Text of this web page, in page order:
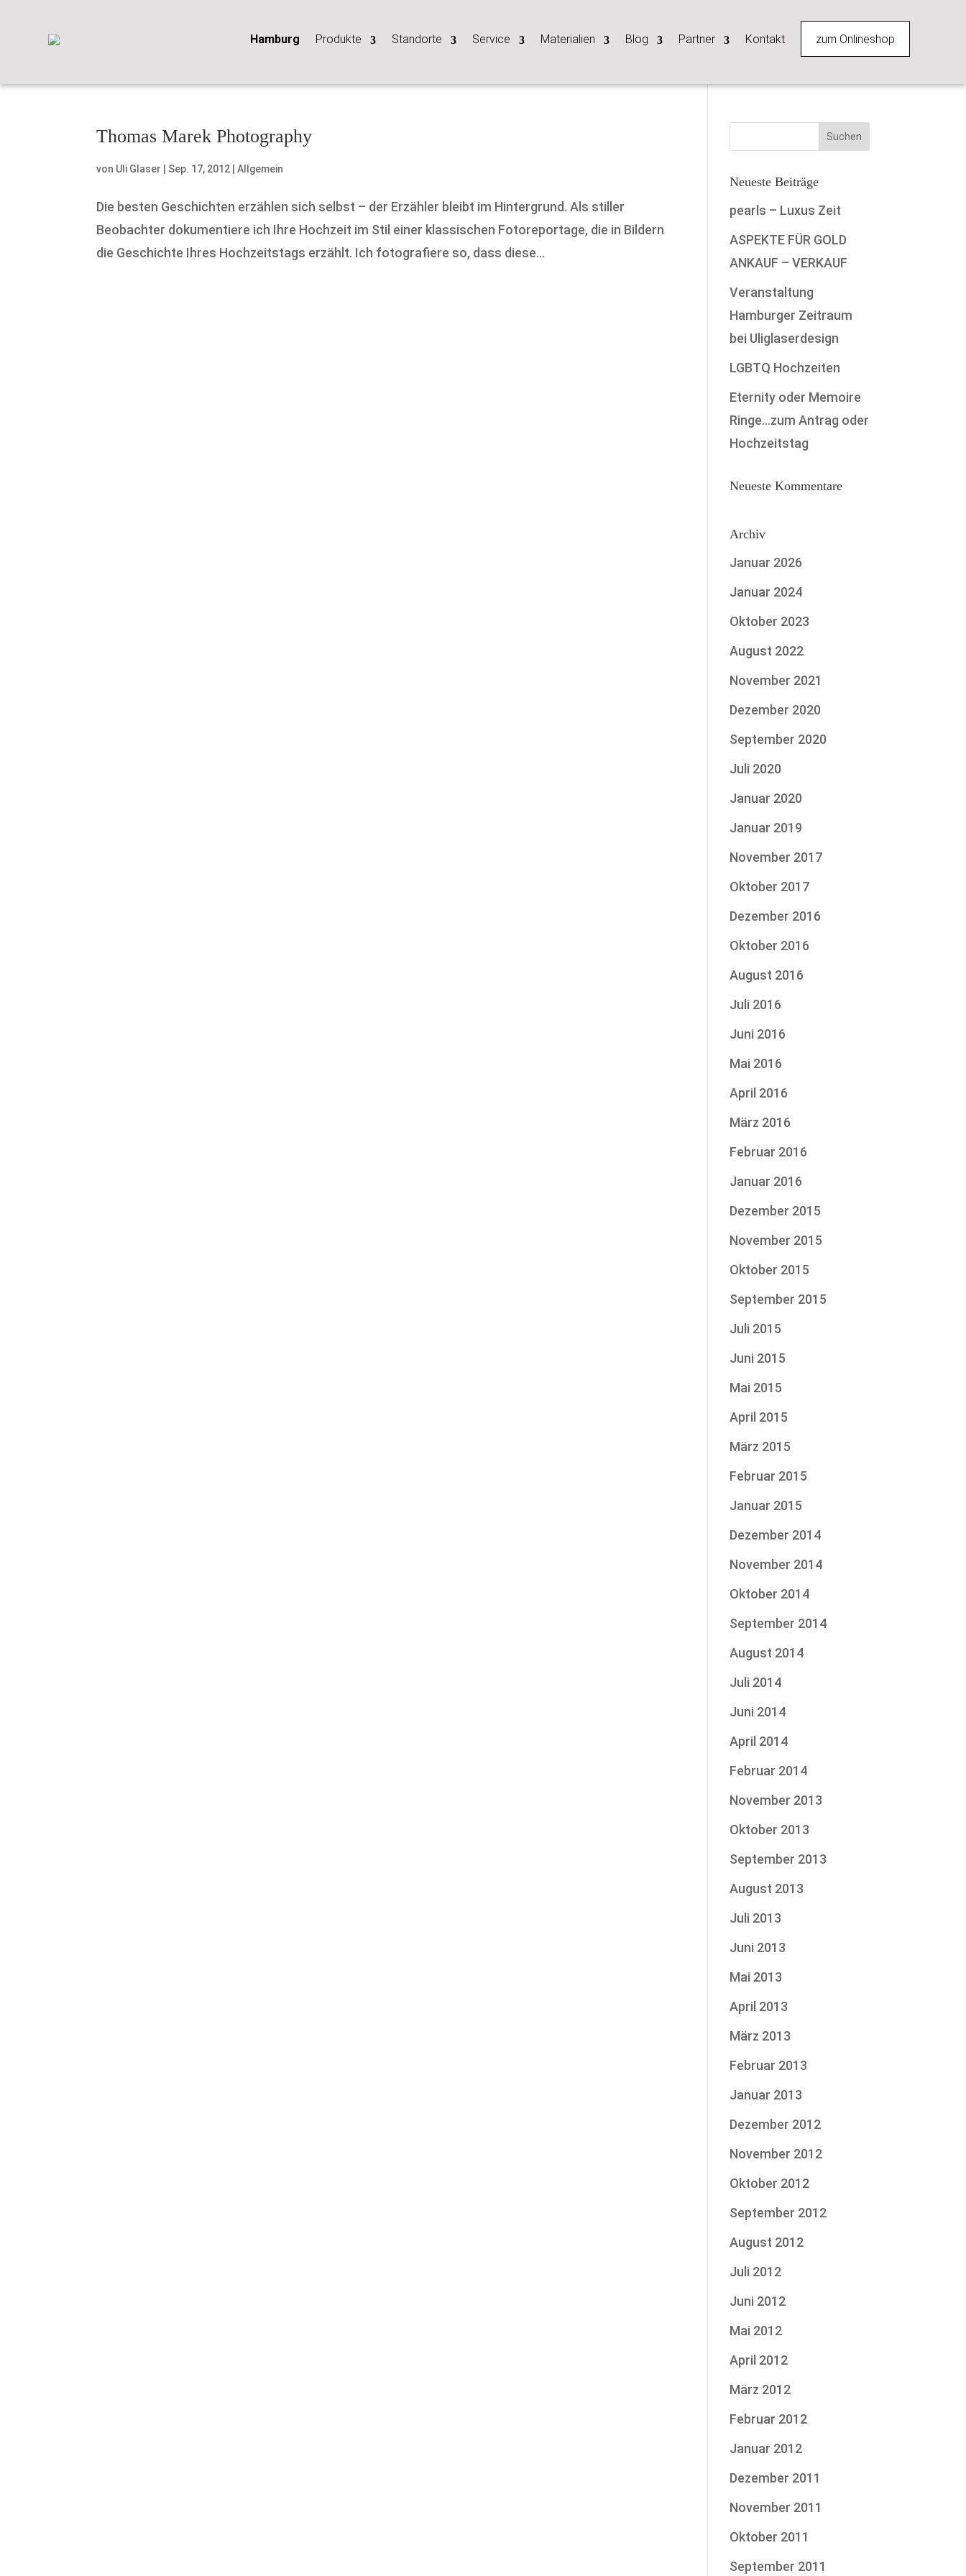
Hamburg Produkte Standorte Service Materialien Blog Partner Kontakt zum Onlineshop
Thomas Marek Photography
von Uli Glaser Sep. 17, 2012 |Allgemein
Die besten Geschichten erzählen sich selbst – der Erzähler bleibt im Hintergrund. Als stiller
Beobachter dokumentiere ich Ihre Hochzeit im Stil einer klassischen Fotoreportage, die in Bildern
die Geschichte Ihres Hochzeitstags erzählt. Ich fotografiere so, dass diese...
Neueste Beiträge
pearls – Luxus Zeit
ASPEKTE FÜR GOLD
ANKAUF – VERKAUF
Veranstaltung
Hamburger Zeitraum
bei Uliglaserdesign
LGBTQ Hochzeiten
Eternity oder Memoire
Ringe…zum Antrag oder
Hochzeitstag
Neueste Kommentare
Archiv
Januar 2026
Januar 2024
Oktober 2023
August 2022
November 2021
Dezember 2020
September 2020
Juli 2020
Januar 2020
Januar 2019
November 2017
Oktober 2017
Dezember 2016
Oktober 2016
August 2016
Juli 2016
Juni 2016
Mai 2016
April 2016
März 2016
Februar 2016
Januar 2016
Dezember 2015
November 2015
Oktober 2015
September 2015
Juli 2015
Juni 2015
Mai 2015
April 2015
März 2015
Februar 2015
Januar 2015
Dezember 2014
November 2014
Oktober 2014
September 2014
August 2014
Juli 2014
Juni 2014
April 2014
Februar 2014
November 2013
Oktober 2013
September 2013
August 2013
Juli 2013
Juni 2013
Mai 2013
April 2013
März 2013
Februar 2013
Januar 2013
Dezember 2012
November 2012
Oktober 2012
September 2012
August 2012
Juli 2012
Juni 2012
Mai 2012
April 2012
März 2012
Februar 2012
Januar 2012
Dezember 2011
November 2011
Oktober 2011
September 2011